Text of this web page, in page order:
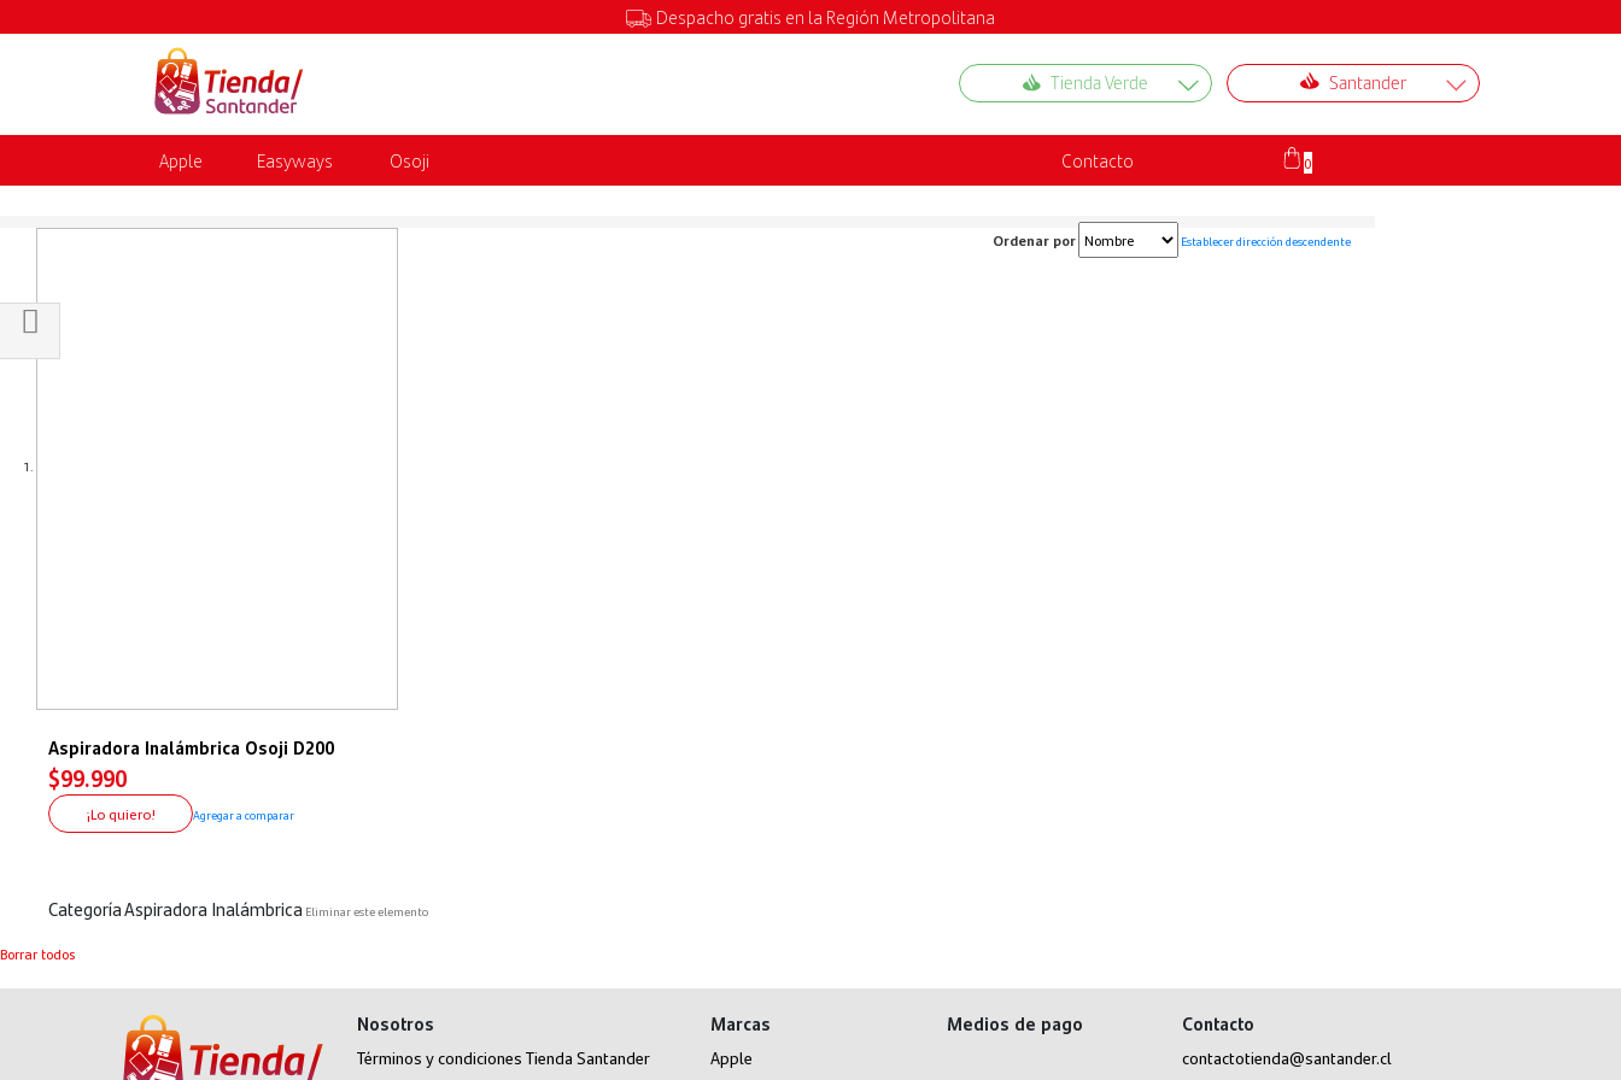
Despacho gratis en la Región Metropolitana
Tienda Verde Santander
Apple Easyways Osoji Contacto 0
Ordenar por Establecer dirección descendente
Aspiradora Inalámbrica Osoji D200
$99.990
¡Lo quiero! Agregar a comparar
Shop By
CategoríaAspiradora Inalámbrica Eliminar este elemento
Borrar todos
Nosotros
Términos y condiciones Tienda Santander
Marcas
Apple
Medios de pago Contacto
contactotienda@santander.cl